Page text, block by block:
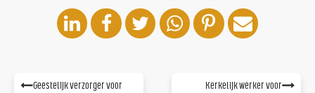
Geestelijk verzorger voor
Kerkelijk werker voor